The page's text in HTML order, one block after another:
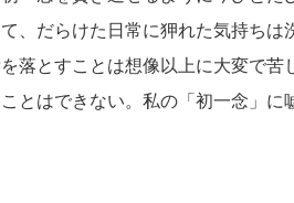
、だらけた日常に狎れた気持ちは
落とすことは想像以上に大変で苦
とはできない。私の「初一念」に